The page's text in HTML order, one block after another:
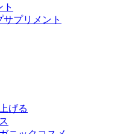
プリメント
げる